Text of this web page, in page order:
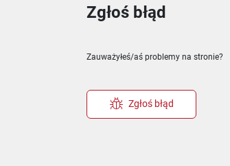
Zgłoś błąd
Zauważyłeś/aś problemy na stronie?
Zgłoś błąd